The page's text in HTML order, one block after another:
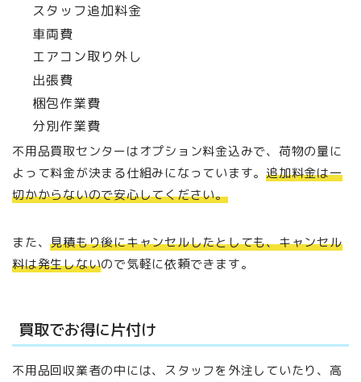
スタッフ追加料金
車両費
エアコン取り外し
出張費
梱包作業費
分別作業費
不用品買取センターはオプション料金込みで、荷物の量に
よって料金が決まる仕組みになっています。 追加料金は一
切かからないので安心してください。
また、見積もり後にキャンセルしたとしても、キャンセル
料は発生しないので気軽に依頼できます。
買取でお得に片付け
不用品回収業者の中には、スタッフを外注していたり、高